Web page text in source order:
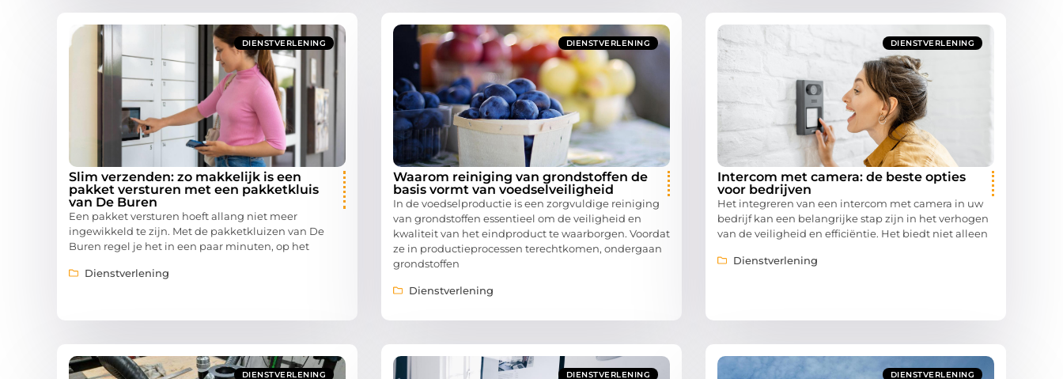
DIENSTVERLENING
Slim verzenden: zo makkelijk is een
pakket versturen met een pakketkluis
van De Buren
Een pakket versturen hoeft allang niet meer
ingewikkeld te zijn. Met de pakketkluizen van De
Buren regel je het in een paar minuten, op het
Dienstverlening
DIENSTVERLENING
Waarom reiniging van grondstoffen de
basis vormt van voedselveiligheid
In de voedselproductie is een zorgvuldige reiniging
van grondstoffen essentieel om de veiligheid en
kwaliteit van het eindproduct te waarborgen. Voordat
ze in productieprocessen terechtkomen, ondergaan
grondstoffen
Dienstverlening
DIENSTVERLENING
Intercom met camera: de beste opties
voor bedrijven
Het integreren van een intercom met camera in uw
bedrijf kan een belangrijke stap zijn in het verhogen
van de veiligheid en efficiëntie. Het biedt niet alleen
Dienstverlening
DIENSTVERLENING DIENSTVERLENING DIENSTVERLENING